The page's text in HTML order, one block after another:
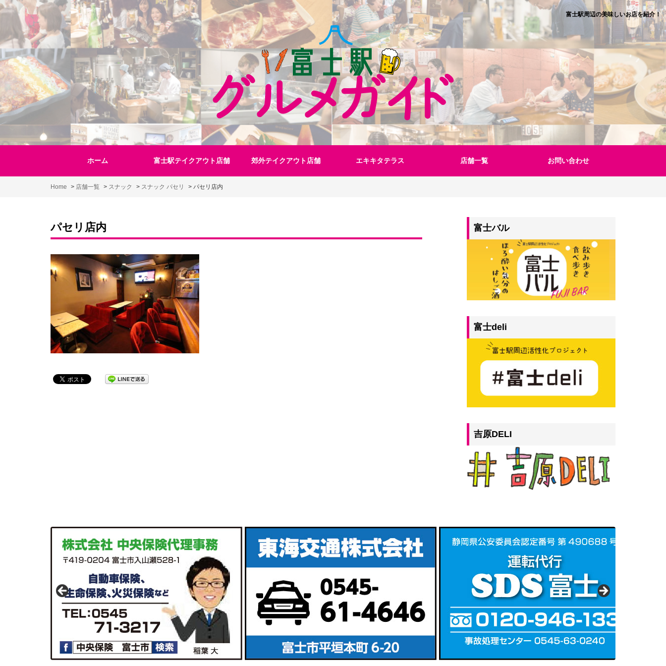
Skip
content
富士駅周辺の美味しいお店を紹介！
ホーム 富士駅テイクアウト店舗 郊外テイクアウト店舗 エキキタテラス 店舗一覧 お問い合わせ
Home > 店舗一覧 > スナック > スナック パセリ > パセリ店内
パセリ店内 富士バル
富士deli
吉原DELI